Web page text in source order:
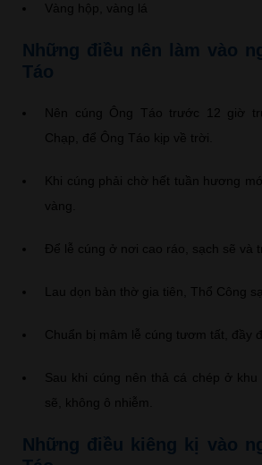
Vàng hộp, vàng lá
Những điều nên làm vào
Táo
Nên cúng Ông Táo trước 12 giờ
Chạp, để Ông Táo kịp về trời.
Khi cúng phải chờ hết tuần hương
vàng.
Để lễ cúng ở nơi cao ráo, sạch sẽ và
Lau dọn bàn thờ gia tiên, Thổ Công
Chuẩn bị mâm lễ cúng tươm tất, đầy
Sau khi cúng nên thả cá chép ở khu
sẽ, không ô nhiễm.
Những điều kiêng kị vào